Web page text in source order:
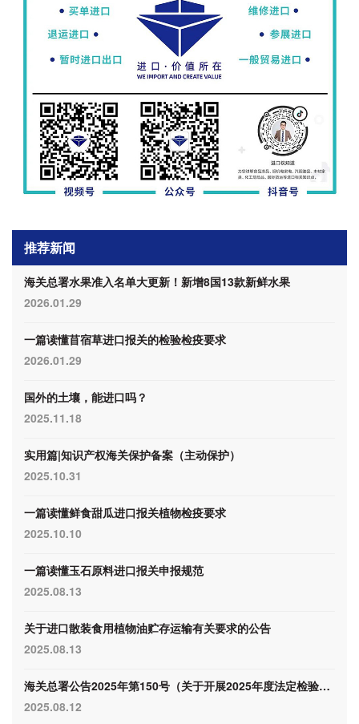
推荐新闻
海关总署水果准入名单大更新！新增8国13款新鲜水果
2026.01.29
一篇读懂苜宿草进口报关的检验检疫要求
2026.01.29
国外的土壤，能进口吗？
2025.11.18
实用篇|知识产权海关保护备案（主动保护）
2025.10.31
一篇读懂鲜食甜瓜进口报关植物检疫要求
2025.10.10
一篇读懂玉石原料进口报关申报规范
2025.08.13
关于进口散装食用植物油贮存运输有关要求的公告
2025.08.13
海关总署公告2025年第150号（关于开展2025年度法定检验以外进出口商品抽查检验工作的公告）
2025.08.12